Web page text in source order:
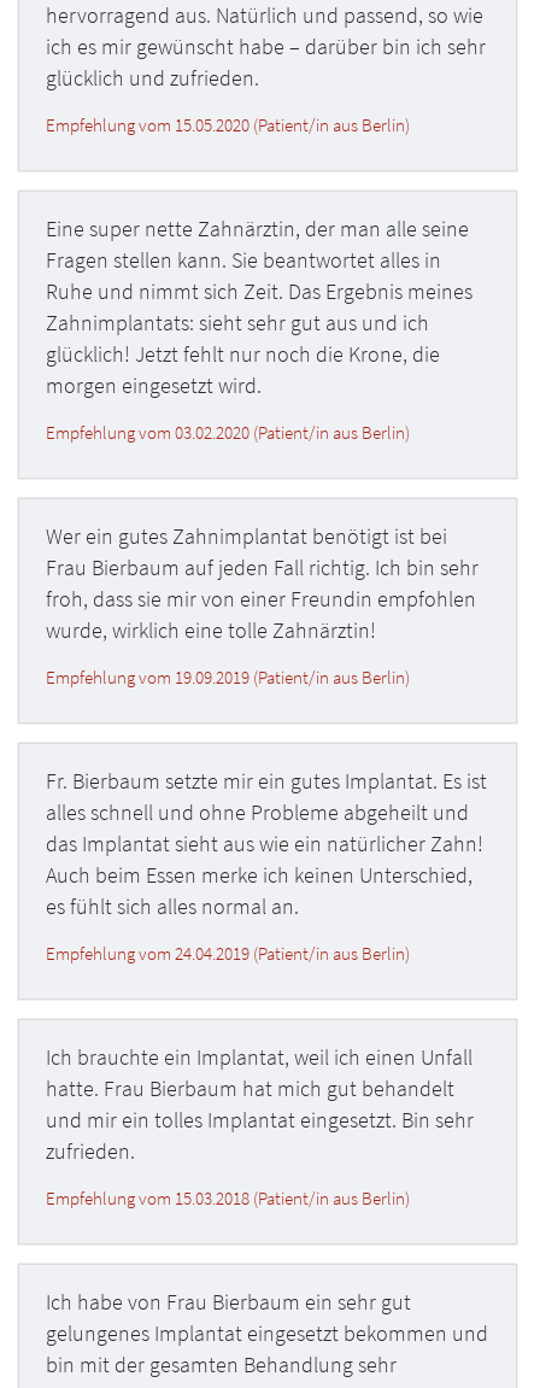
hervorragend aus. Natürlich und passend, so wie
ich es mir gewünscht habe – darüber bin ich sehr
glücklich und zufrieden.
Empfehlung vom 15.05.2020 (Patient/in aus Berlin)
Eine super nette Zahnärztin, der man alle seine
Fragen stellen kann. Sie beantwortet alles in
Ruhe und nimmt sich Zeit. Das Ergebnis meines
Zahnimplantats: sieht sehr gut aus und ich
glücklich! Jetzt fehlt nur noch die Krone, die
morgen eingesetzt wird.
Empfehlung vom 03.02.2020 (Patient/in aus Berlin)
Wer ein gutes Zahnimplantat benötigt ist bei
Frau Bierbaum auf jeden Fall richtig. Ich bin sehr
froh, dass sie mir von einer Freundin empfohlen
wurde, wirklich eine tolle Zahnärztin!
Empfehlung vom 19.09.2019 (Patient/in aus Berlin)
Fr. Bierbaum setzte mir ein gutes Implantat. Es ist
alles schnell und ohne Probleme abgeheilt und
das Implantat sieht aus wie ein natürlicher Zahn!
Auch beim Essen merke ich keinen Unterschied,
es fühlt sich alles normal an.
Empfehlung vom 24.04.2019 (Patient/in aus Berlin)
Ich brauchte ein Implantat, weil ich einen Unfall
hatte. Frau Bierbaum hat mich gut behandelt
und mir ein tolles Implantat eingesetzt. Bin sehr
zufrieden.
Empfehlung vom 15.03.2018 (Patient/in aus Berlin)
Ich habe von Frau Bierbaum ein sehr gut
gelungenes Implantat eingesetzt bekommen und
bin mit der gesamten Behandlung sehr